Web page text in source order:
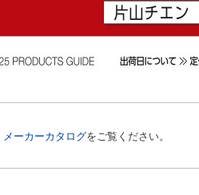
メーカーカタログをご覧ください。